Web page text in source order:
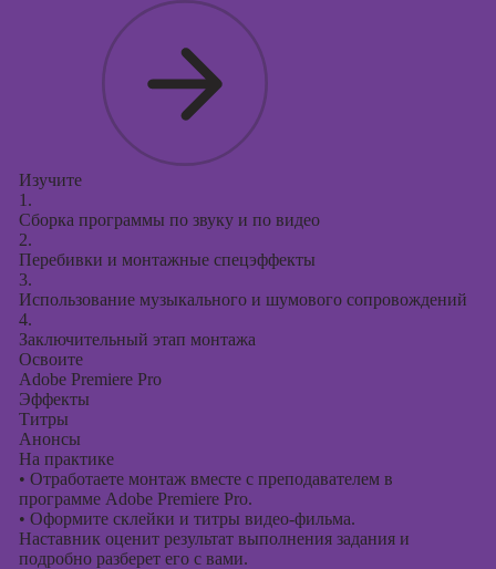
Изучите
1.
Сборка программы по звуку и по видео
2.
Перебивки и монтажные спецэффекты
3.
Использование музыкального и шумового сопровождений
4.
Заключительный этап монтажа
Освоите
Adobe Premiere Pro
Эффекты
Титры
Анонсы
На практике
• Отработаете монтаж вместе с преподавателем в
программе Adobe Premiere Pro.
• Оформите склейки и титры видео-фильма.
Наставник оценит результат выполнения задания и
подробно разберет его с вами.